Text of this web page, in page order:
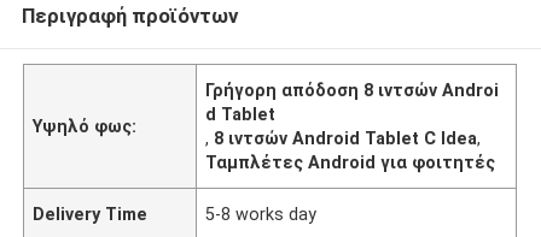
Περιγραφή προϊόντων
Υψηλό φως:
Γρήγορη απόδοση 8 ιντσών Androi
d Tablet
, 8 ιντσών Android Tablet C Idea,
Ταμπλέτες Android για φοιτητές
Delivery Time 5-8 works day